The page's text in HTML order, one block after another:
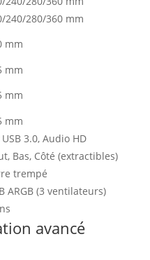
240/280/360 mm
mm
mm
mm
mm
3.0, Audio HD
Bas, Côté (extractibles)
trempé
ARGB (3 ventilateurs)
avancé